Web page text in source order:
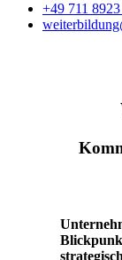
+49 711